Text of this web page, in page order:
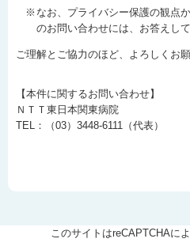
なお、プライバシー保護の観点
のお問い合わせには、お答えして
ご理解とご協力のほど、よろしくお
【本件に関するお問い合わせ】
ＮＴＴ東日本関東病院
TEL：（03）3448-6111（代表）
このサイトはreCAPTCHAに